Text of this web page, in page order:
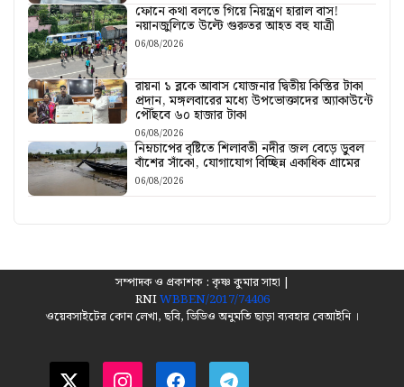
ফোনে কথা বলতে গিয়ে নিয়ন্ত্রণ হারাল বাস!
নয়ানজুলিতে উল্টে গুরুতর আহত বহু যাত্রী
06/08/2026
রায়না ১ ব্লকে আবাস যোজনার দ্বিতীয় কিস্তির টাকা
প্রদান, মঙ্গলবারের মধ্যে উপভোক্তাদের অ্যাকাউন্টে
পৌঁছবে ৬০ হাজার টাকা
06/08/2026
নিম্নচাপের বৃষ্টিতে শিলাবতী নদীর জল বেড়ে ডুবল
বাঁশের সাঁকো, যোগাযোগ বিচ্ছিন্ন একাধিক গ্রামের
06/08/2026
সম্পাদক ও প্রকাশক : কৃষ্ণ কুমার সাহা |
RNIWBBEN/2017/74406
ওয়েবসাইটের কোন লেখা, ছবি, ভিডিও অনুমতি ছাড়া ব্যবহার বেআইনি ।